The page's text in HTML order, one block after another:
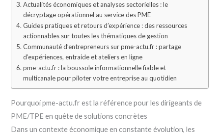
Actualités économiques et analyses sectorielles : le
décryptage opérationnel au service des PME
Guides pratiques et retours d’expérience : des ressources
actionnables sur toutes les thématiques de gestion
Communauté d’entrepreneurs sur pme-actu.fr : partage
d’expériences, entraide et ateliers en ligne
pme-actu.fr : la boussole informationnelle fiable et
multicanale pour piloter votre entreprise au quotidien
Pourquoi pme-actu.fr est la référence pour les dirigeants de
PME/TPE en quête de solutions concrètes
Dans un contexte économique en constante évolution, les